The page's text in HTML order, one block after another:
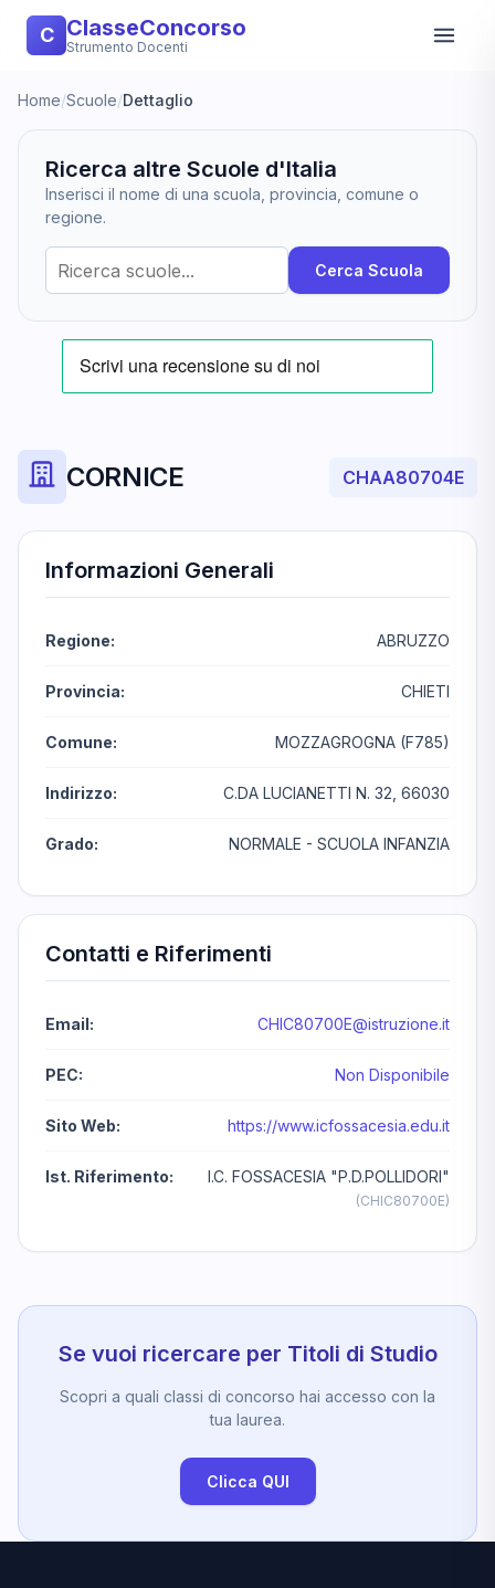
C ClasseConcorso
Strumento Docenti
Home/Scuole/Dettaglio
Ricerca altre Scuole d'Italia
Inserisci il nome di una scuola, provincia, comune o
regione.
Cerca Scuola
CORNICE CHAA80704E
Informazioni Generali
Regione: ABRUZZO
Provincia: CHIETI
Comune: MOZZAGROGNA (F785)
Indirizzo: C.DA LUCIANETTI N. 32, 66030
Grado: NORMALE - SCUOLA INFANZIA
Contatti e Riferimenti
Email: CHIC80700E@istruzione.it
PEC: Non Disponibile
Sito Web: https://www.icfossacesia.edu.it
Ist. Riferimento: I.C. FOSSACESIA "P.D.POLLIDORI"
(CHIC80700E)
Se vuoi ricercare per Titoli di Studio
Scopri a quali classi di concorso hai accesso con la
tua laurea.
Clicca QUI